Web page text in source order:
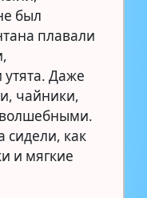
был
плавали
Даже
чайники,
волшебными.
сидели, как
и мягкие